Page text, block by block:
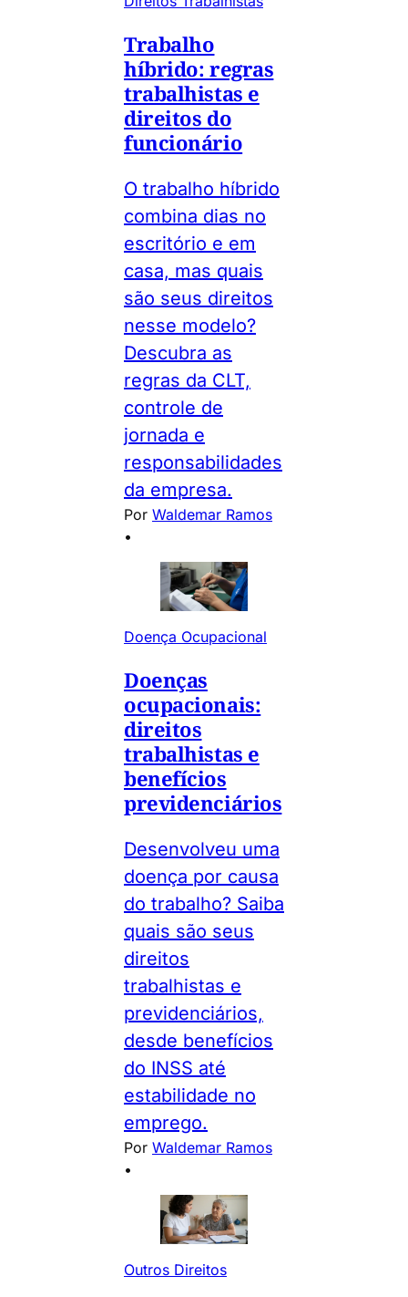
Trabalho
híbrido: regras
trabalhistas e
direitos do
funcionário
O trabalho híbrido
combina dias no
escritório e em
casa, mas quais
são seus direitos
nesse modelo?
Descubra as
regras da CLT,
controle de
jornada e
responsabilidades
da empresa.
Por Waldemar Ramos
•
Doença Ocupacional
Doenças
ocupacionais:
direitos
trabalhistas e
benefícios
previdenciários
Desenvolveu uma
doença por causa
do trabalho? Saiba
quais são seus
direitos
trabalhistas e
previdenciários,
desde benefícios
do INSS até
estabilidade no
emprego.
Por Waldemar Ramos
•
Outros Direitos